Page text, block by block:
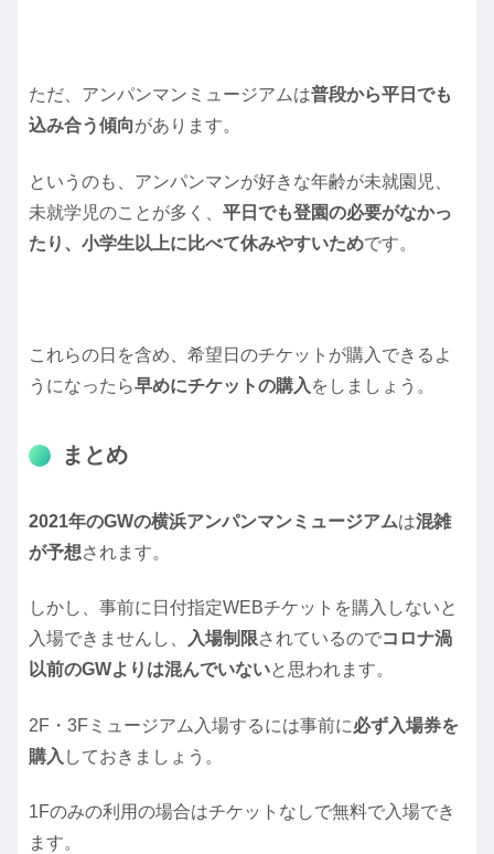
ただ、アンパンマンミュージアムは普段から平日でも
込み合う傾向があります。
というのも、アンパンマンが好きな年齢が未就園児、
未就学児のことが多く、 平日でも登園の必要がなかっ
たり、小学生以上に比べて休みやすいためです。
これらの日を含め、希望日のチケットが購入できるよ
うになったら早めにチケットの購入 をしましょう。
まとめ
2021年のGWの横浜アンパンマンミュージアムは混雑
が予想されます。
しかし、事前に日付指定WEBチケットを購入しないと
入場できませんし、
入場制限されているのでコロナ渦
以前のGWよりは混んでいないと思われます。
2F・3Fミュージアム入場するには事前に必ず入場券を
購入 しておきましょう。
1Fのみの利用の場合はチケットなしで無料で入場でき
ます。